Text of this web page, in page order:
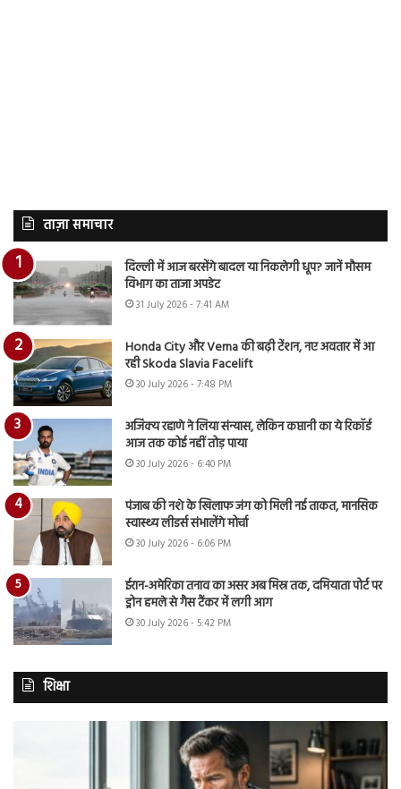
ताज़ा समाचार
दिल्ली में आज बरसेंगे बादल या निकलेगी धूप? जानें मौसम
विभाग का ताजा अपडेट
31 July 2026 - 7:41 AM
Honda City और Verna की बढ़ी टेंशन, नए अवतार में आ
रही Skoda Slavia Facelift
30 July 2026 - 7:48 PM
अजिंक्य रहाणे ने लिया संन्यास, लेकिन कप्तानी का ये रिकॉर्ड
आज तक कोई नहीं तोड़ पाया
30 July 2026 - 6:40 PM
पंजाब की नशे के खिलाफ जंग को मिली नई ताकत, मानसिक
स्वास्थ्य लीडर्स संभालेंगे मोर्चा
30 July 2026 - 6:06 PM
ईरान-अमेरिका तनाव का असर अब मिस्र तक, दमियाता पोर्ट पर
ड्रोन हमले से गैस टैंकर में लगी आग
30 July 2026 - 5:42 PM
शिक्षा